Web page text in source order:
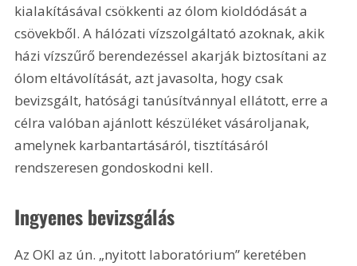
kialakításával csökkenti az ólom kioldódását a
csövekből. A hálózati vízszolgáltató azoknak, akik
házi vízszűrő berendezéssel akarják biztosítani az
ólom eltávolítását, azt javasolta, hogy csak
bevizsgált, hatósági tanúsítvánnyal ellátott, erre a
célra valóban ajánlott készüléket vásároljanak,
amelynek karbantartásáról, tisztításáról
rendszeresen gondoskodni kell.
Ingyenes bevizsgálás
Az OKI az ún. „nyitott laboratórium” keretében